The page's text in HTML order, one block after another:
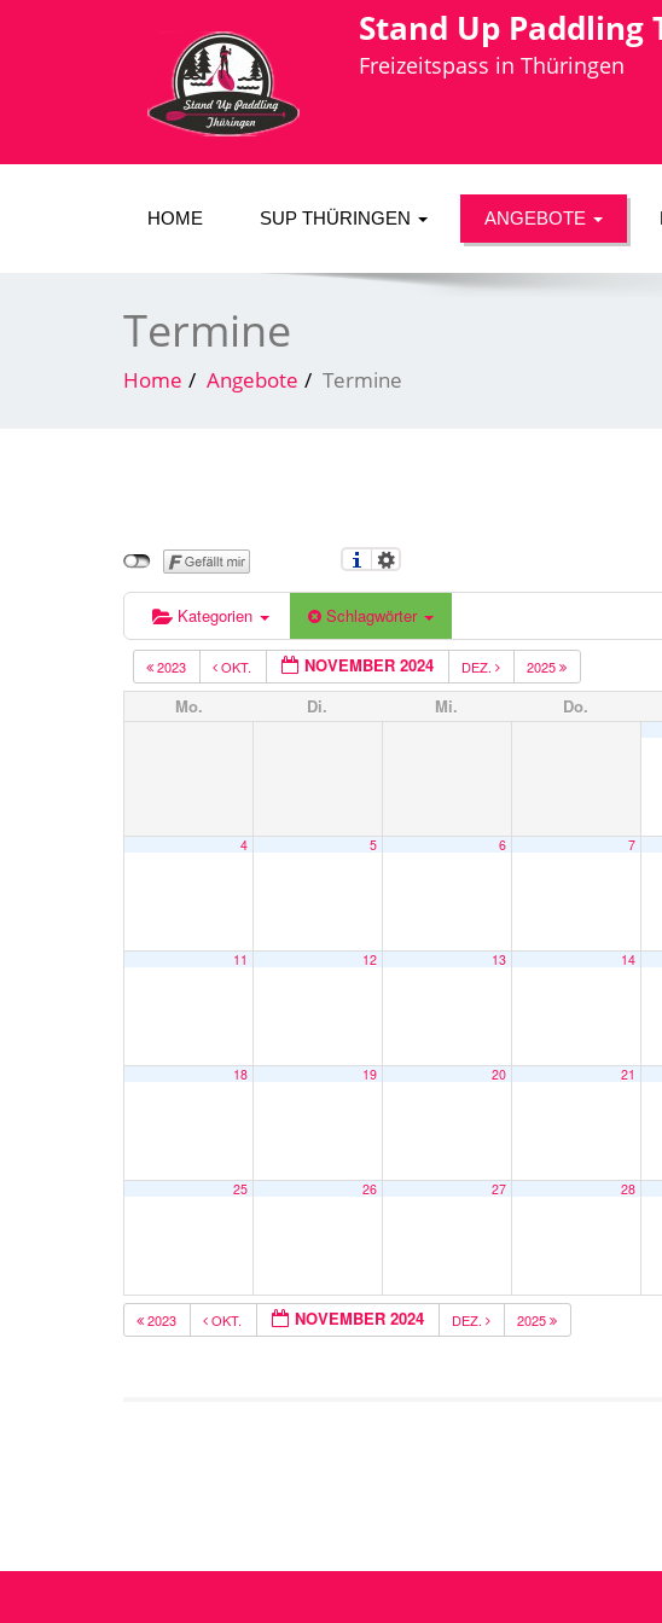
Stand Up Paddling
Freizeitspass in Thüringen
HOME SUP THÜRINGEN ANGEBOTE
Termine
Home Angebote Termine
Kategorien Schlagwörter
2023 OKT. NOVEMBER 2024 DEZ. 2025
Mo. Di. Mi. Do.
4 5 6 7
11 12 13 14
18 19 20 21
25 26 27 28
2023 OKT. NOVEMBER 2024 DEZ. 2025